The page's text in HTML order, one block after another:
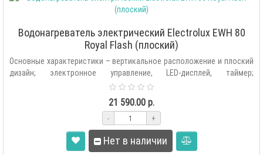
Водонагреватель электрический Electrolux EWH 80
Royal Flash (плоский)
Основные характеристики – вертикальное расположение и плоский
дизайн; электронное управление, LED-дисплей, таймер;
21 590.00 р.
- +
Нет в наличии